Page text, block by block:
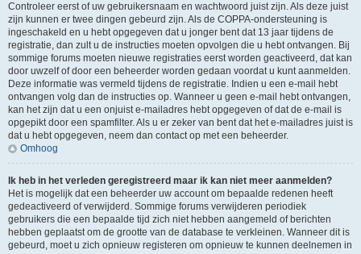
Controleer eerst of uw gebruikersnaam en wachtwoord juist zijn. Als deze juist
zijn kunnen er twee dingen gebeurd zijn. Als de COPPA-ondersteuning is
ingeschakeld en u hebt opgegeven dat u jonger bent dat 13 jaar tijdens de
registratie, dan zult u de instructies moeten opvolgen die u hebt ontvangen. Bij
sommige forums moeten nieuwe registraties eerst worden geactiveerd, dat kan
door uwzelf of door een beheerder worden gedaan voordat u kunt aanmelden.
Deze informatie was vermeld tijdens de registratie. Indien u een e-mail hebt
ontvangen volg dan de instructies op. Wanneer u geen e-mail hebt ontvangen,
kan het zijn dat u een onjuist e-mailadres hebt opgegeven of dat de e-mail is
opgepikt door een spamfilter. Als u er zeker van bent dat het e-mailadres juist is
dat u hebt opgegeven, neem dan contact op met een beheerder.
Omhoog
Ik heb in het verleden geregistreerd maar ik kan niet meer aanmelden?
Het is mogelijk dat een beheerder uw account om bepaalde redenen heeft
gedeactiveerd of verwijderd. Sommige forums verwijderen periodiek
gebruikers die een bepaalde tijd zich niet hebben aangemeld of berichten
hebben geplaatst om de grootte van de database te verkleinen. Wanneer dit is
gebeurd, moet u zich opnieuw registeren om opnieuw te kunnen deelnemen in